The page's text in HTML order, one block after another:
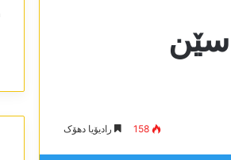
158 رادیۆیا دھۆک